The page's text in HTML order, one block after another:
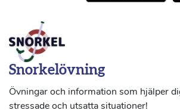
Snorkelövning
Övningar och information som hjälper
stressade och utsatta situationer!